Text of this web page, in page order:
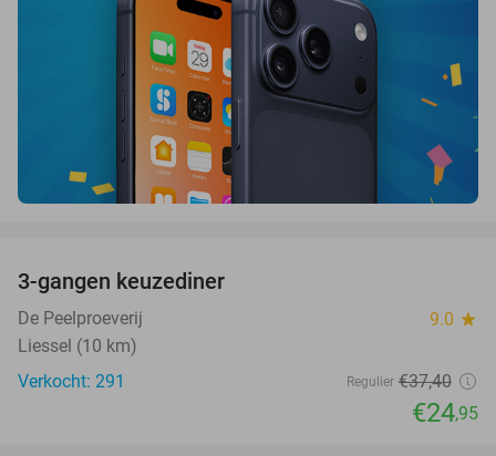
3-gangen keuzediner
De Peelproeverij 9.0 star
Liessel (10 km)
Verkocht: 291
Regulier €37,40
€24,95